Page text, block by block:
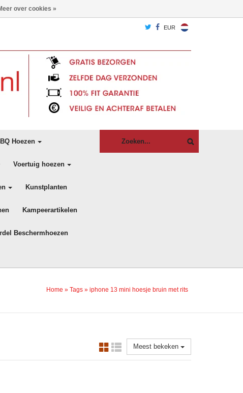
EUR
Hoezen
Voertuig hoezen
Kunstplanten
Kampeerartikelen
Beschermhoezen
Home » Tags » iphone 13 mini hoesje bruin met rits
Meest bekeken
over cookies »